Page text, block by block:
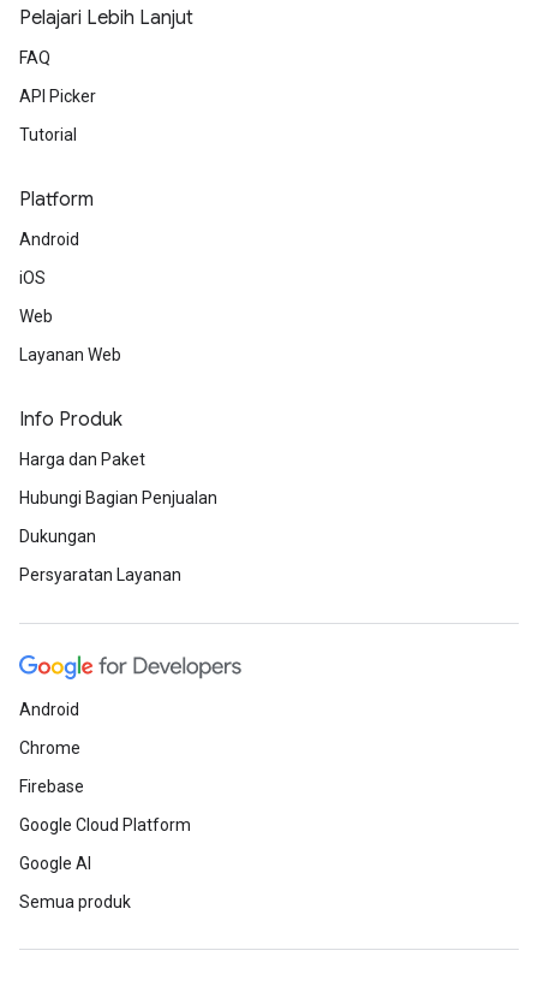
Pelajari Lebih Lanjut
FAQ
API Picker
Tutorial
Platform
Android
iOS
Web
Layanan Web
Info Produk
Harga dan Paket
Hubungi Bagian Penjualan
Dukungan
Persyaratan Layanan
Android
Chrome
Firebase
Google Cloud Platform
Google AI
Semua produk